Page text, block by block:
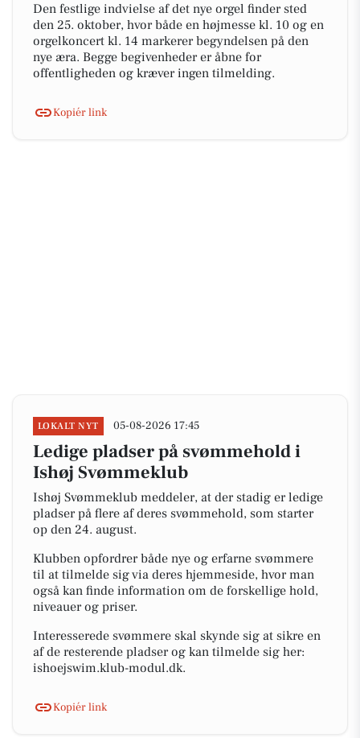
Den festlige indvielse af det nye orgel finder sted
den 25. oktober, hvor både en højmesse kl. 10 og en
orgelkoncert kl. 14 markerer begyndelsen på den
nye æra. Begge begivenheder er åbne for
offentligheden og kræver ingen tilmelding.
Kopiér link
LOKALT NYT 05-08-2026 17:45
Ledige pladser på svømmehold i
Ishøj Svømmeklub
Ishøj Svømmeklub meddeler, at der stadig er ledige
pladser på flere af deres svømmehold, som starter
op den 24. august.
Klubben opfordrer både nye og erfarne svømmere
til at tilmelde sig via deres hjemmeside, hvor man
også kan finde information om de forskellige hold,
niveauer og priser.
Interesserede svømmere skal skynde sig at sikre en
af de resterende pladser og kan tilmelde sig her:
ishoejswim.klub-modul.dk.
Kopiér link